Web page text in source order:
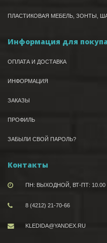
ПЛАСТИКОВАЯ МЕБЕЛЬ, ЗОНТЫ,
Информация для
ОПЛАТА И ДОСТАВКА
ИНФОРМАЦИЯ
ЗАКАЗЫ
ПРОФИЛЬ
ЗАБЫЛИ СВОЙ ПАРОЛЬ?
Контакты
ПН: ВЫХОДНОЙ, ВТ-ПТ: 10.00 -
8 (4212) 21-70-66
KLEDIDA@YANDEX.RU